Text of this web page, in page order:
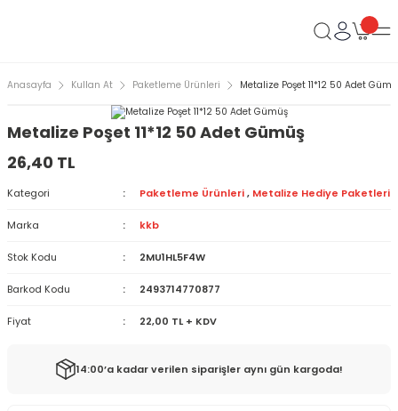
Anasayfa Kullan At Paketleme Ürünleri Metalize Poşet 11*12 50 Adet
Metalize Poşet 11*12 50 Adet Gümüş
26,40 TL
Kategori Paketleme Ürünleri , Metalize Hediye Paketleri
Marka kkb
Stok Kodu 2MU1HL5F4W
Barkod Kodu 2493714770877
Fiyat 22,00 TL + KDV
14:00’a kadar verilen siparişler aynı gün kargoda!